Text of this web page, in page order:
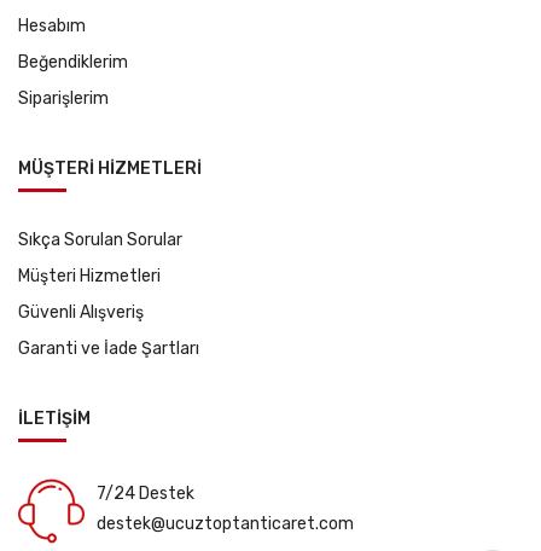
Hesabım
Beğendiklerim
Siparişlerim
MÜŞTERİ HİZMETLERİ
Sıkça Sorulan Sorular
Müşteri Hizmetleri
Güvenli Alışveriş
Garanti ve İade Şartları
İLETİŞİM
7/24 Destek
destek@ucuztoptanticaret.com